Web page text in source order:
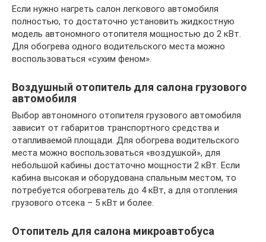
Если нужно нагреть салон легкового автомобиля
полностью, то достаточно установить жидкостную
модель автономного отопителя мощностью до 2 кВт.
Для обогрева одного водительского места можно
воспользоваться «сухим феном».
Воздушный отопитель для салона грузового
автомобиля
Выбор автономного отопителя грузового автомобиля
зависит от габаритов транспортного средства и
отапливаемой площади. Для обогрева водительского
места можно воспользоваться «воздушкой», для
небольшой кабины достаточно мощности 2 кВт. Если
кабина высокая и оборудована спальным местом, то
потребуется обогреватель до 4 кВт, а для отопления
грузового отсека – 5 кВт и более.
Отопитель для салона микроавтобуса